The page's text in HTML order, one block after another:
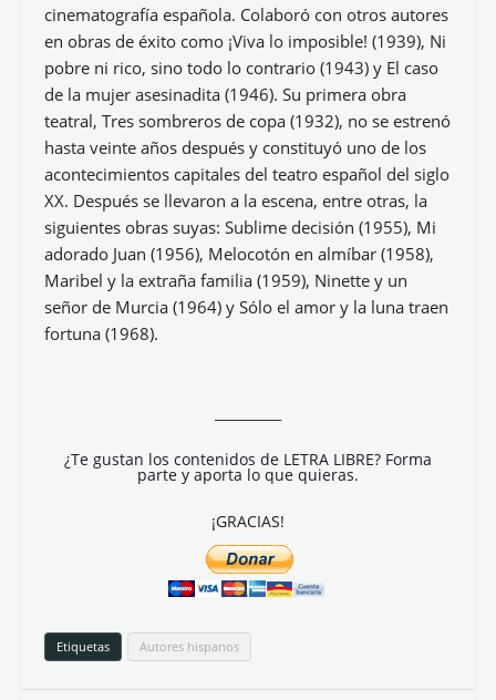
cinematografía española. Colaboró con otros autores
en obras de éxito como ¡Viva lo imposible! (1939), Ni
pobre ni rico, sino todo lo contrario (1943) y El caso
de la mujer asesinadita (1946). Su primera obra
teatral, Tres sombreros de copa (1932), no se estrenó
hasta veinte años después y constituyó uno de los
acontecimientos capitales del teatro español del siglo
XX. Después se llevaron a la escena, entre otras, la
siguientes obras suyas: Sublime decisión (1955), Mi
adorado Juan (1956), Melocotón en almíbar (1958),
Maribel y la extraña familia (1959), Ninette y un
señor de Murcia (1964) y Sólo el amor y la luna traen
fortuna (1968).
¿Te gustan los contenidos de LETRA LIBRE? Forma
parte y aporta lo que quieras.
¡GRACIAS!
Etiquetas Autores hispanos